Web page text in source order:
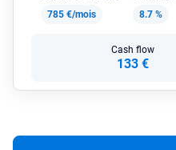
785 €/mois
8.7 %
Cash flow
133 €